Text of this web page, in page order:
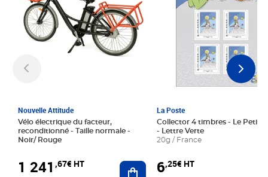
Nouvelle Attitude
Vélo électrique du facteur,
reconditionné - Taille normale -
Noir/ Rouge
1 241 ,67€ HT Ajouter au panier
La Poste
Collector 4 timbres - Le Petit
- Lettre Verte
20g / France
6,25€ HT